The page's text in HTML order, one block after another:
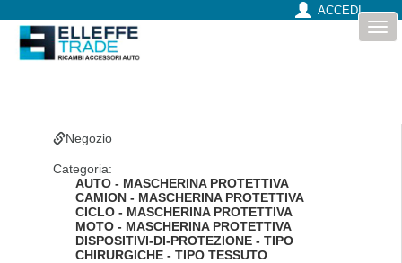
ACCEDI
Negozio
Categoria:
AUTO - MASCHERINA PROTETTIVA
CAMION - MASCHERINA PROTETTIVA
CICLO - MASCHERINA PROTETTIVA
MOTO - MASCHERINA PROTETTIVA
DISPOSITIVI-DI-PROTEZIONE - TIPO
CHIRURGICHE - TIPO TESSUTO